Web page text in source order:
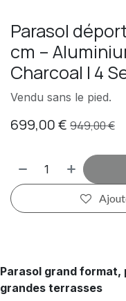
Parasol
cm –
Charcoal | 4
Vendu sans le pied.
699,00€ 949,00€
Parasol grand
grandes terrasses